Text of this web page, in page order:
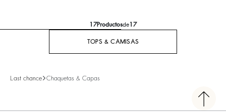
17Productosde17
TOPS & CAMISAS
Last chance Chaquetas & Capas